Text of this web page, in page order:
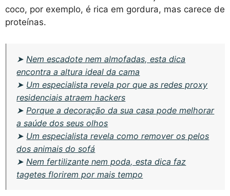
coco, por exemplo, é rica em gordura, mas carece de
proteínas.
➤ Nem escadote nem almofadas, esta dica
encontra a altura ideal da cama
➤ Um especialista revela por que as redes proxy
residenciais atraem hackers
➤ Porque a decoração da sua casa pode melhorar
a saúde dos seus olhos
➤ Um especialista revela como remover os pelos
dos animais do sofá
➤ Nem fertilizante nem poda, esta dica faz
tagetes florirem por mais tempo